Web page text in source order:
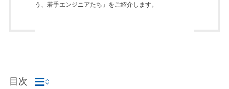
う、若手エンジニアたち」をご紹介します。
目次